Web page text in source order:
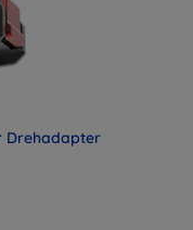
Drehadapter